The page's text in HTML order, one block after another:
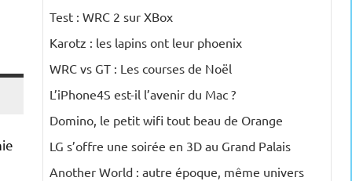
Test : WRC 2 sur XBox
Karotz : les lapins ont leur phoenix
WRC vs GT : Les courses de Noël
L’iPhone4S est-il l’avenir du Mac ?
Domino, le petit wifi tout beau de Orange
LG s’offre une soirée en 3D au Grand Palais
Another World : autre époque, même univers